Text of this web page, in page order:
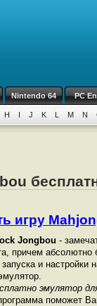
Nintendo 64 PC
H I J K L M N
игру
Jongbou -
причем абсолютно
и настройки
эмулятор
поможет